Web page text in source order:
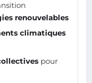
renouvelables
climatiques
pour